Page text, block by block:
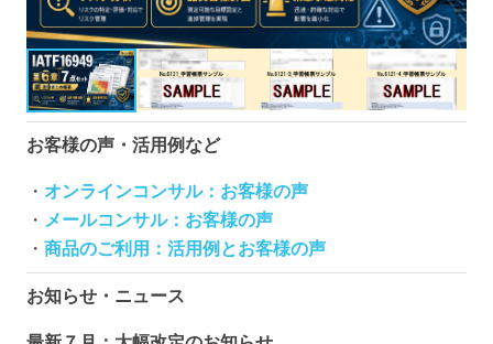
お客様の声・活用例など
・ オンラインコンサル：お客様の声
・ メールコンサル：お客様の声
・ 商品のご利用：活用例とお客様の声
お知らせ・ニュース